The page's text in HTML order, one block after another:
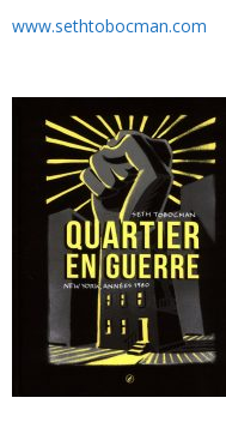
www.sethtobocman.com